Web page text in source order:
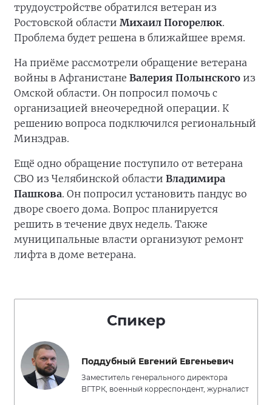
трудоустройстве обратился ветеран из
Ростовской области Михаил Погорелюк.
Проблема будет решена в ближайшее время.
На приёме рассмотрели обращение ветерана
войны в Афганистане Валерия Полынского из
Омской области. Он попросил помочь с
организацией внеочередной операции. К
решению вопроса подключился региональный
Минздрав.
Ещё одно обращение поступило от ветерана
СВО из Челябинской области Владимира
Пашкова. Он попросил установить пандус во
дворе своего дома. Вопрос планируется
решить в течение двух недель. Также
муниципальные власти организуют ремонт
лифта в доме ветерана.
Спикер
Поддубный Евгений Евгеньевич
Заместитель генерального директора
ВГТРК, военный корреспондент, журналист